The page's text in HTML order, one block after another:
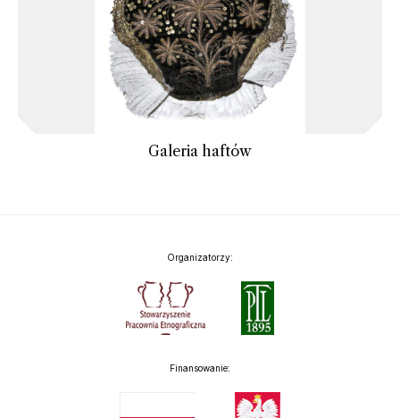
Galeria haftów
Organizatorzy:
Finansowanie: